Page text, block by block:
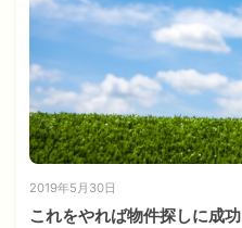
2019年5月30日
これをやれば物件探しに成功